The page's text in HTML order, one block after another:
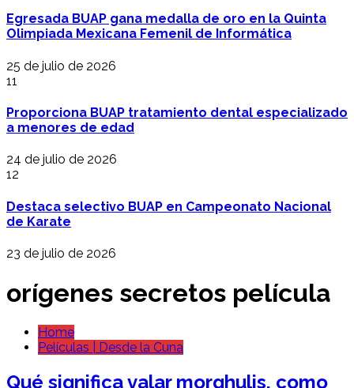
Egresada BUAP gana medalla de oro en la Quinta
Olimpiada Mexicana Femenil de Informática
25 de julio de 2026
11
Proporciona BUAP tratamiento dental especializado
a menores de edad
24 de julio de 2026
12
Destaca selectivo BUAP en Campeonato Nacional
de Karate
23 de julio de 2026
orígenes secretos película
Home
Películas | Desde la Cuna
Qué significa valar morghulis, como